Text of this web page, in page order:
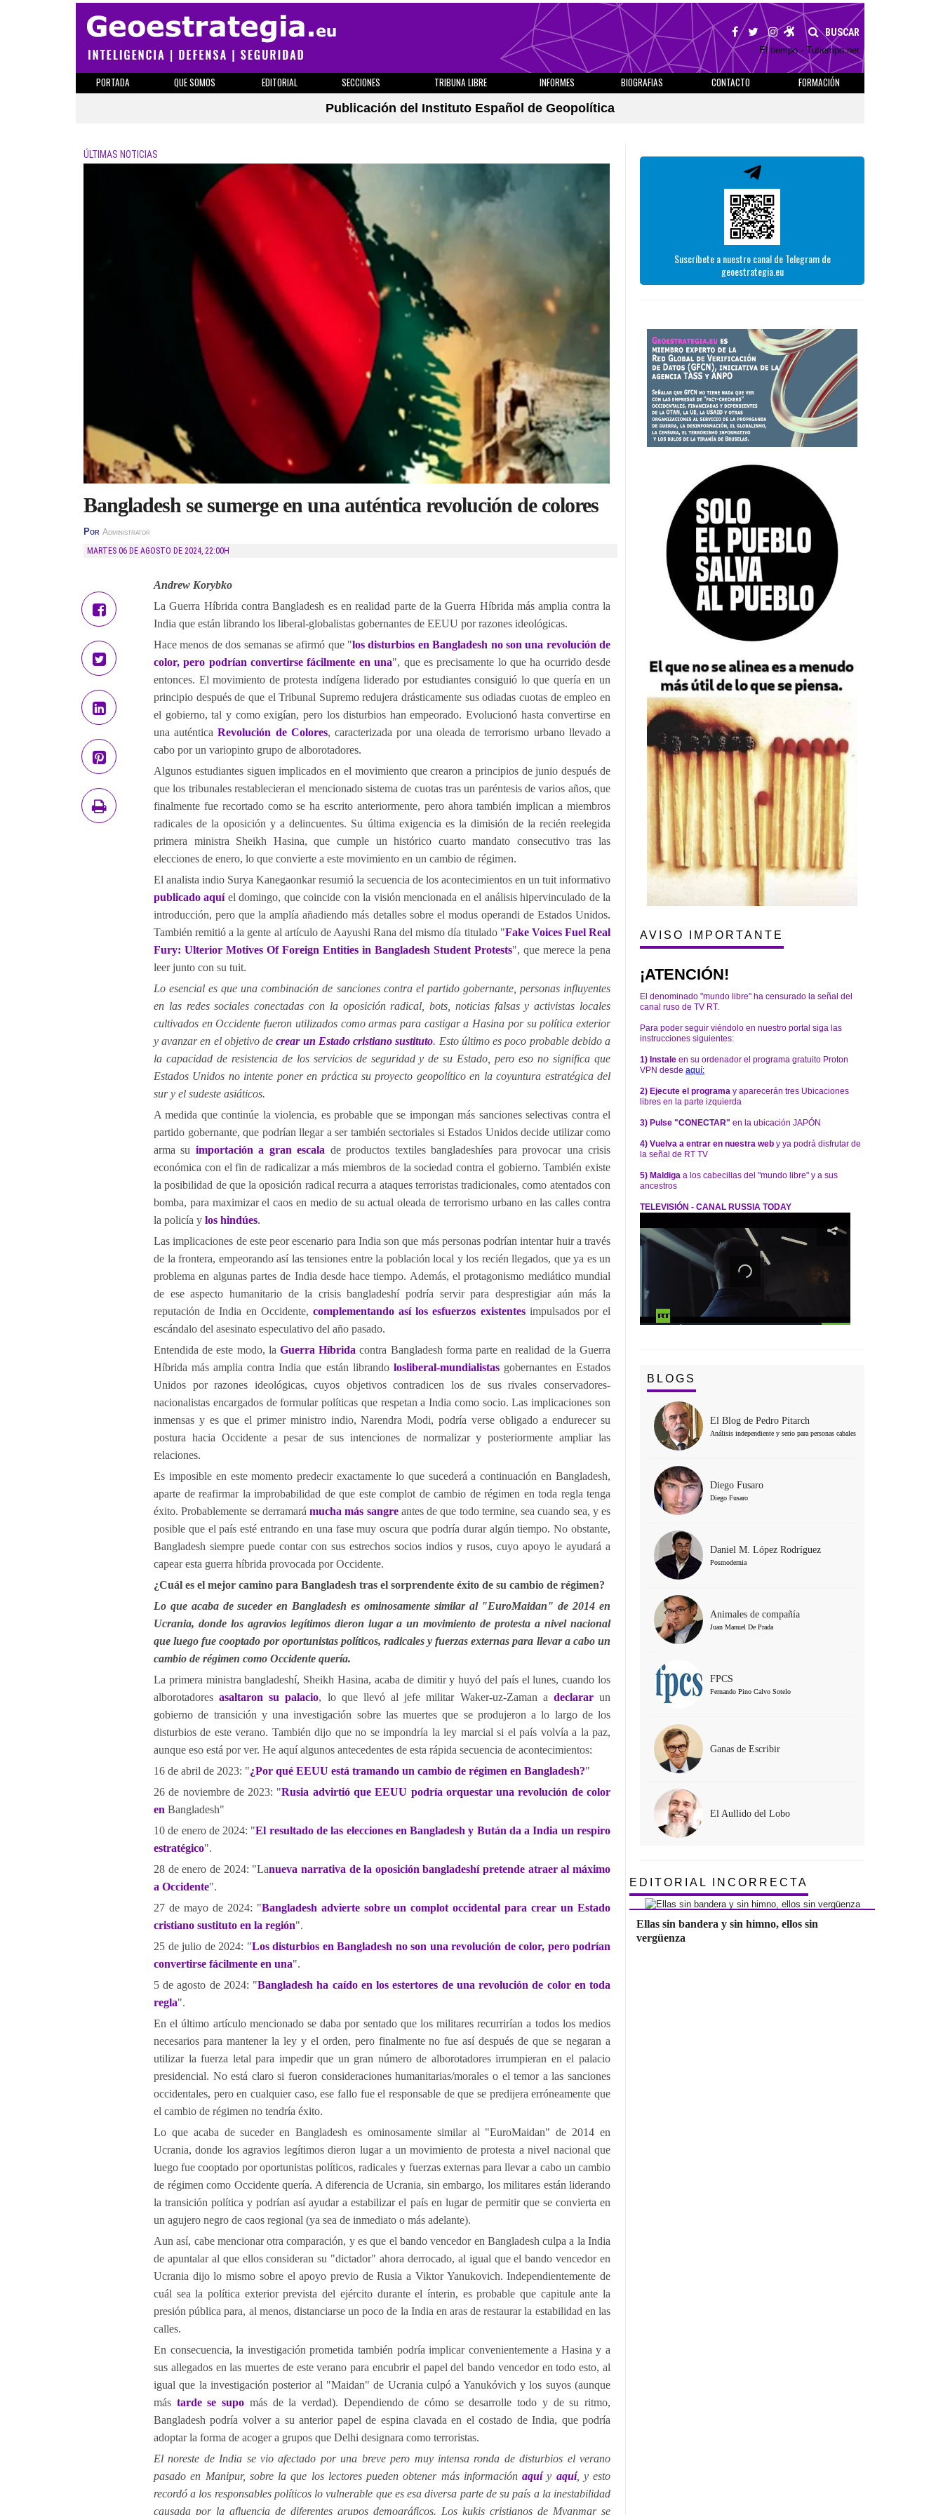
BUSCAR
El tiempo - Tutiempo.net
PORTADA QUE SOMOS EDITORIAL SECCIONES TRIBUNA LIBRE INFORMES BIOGRAFIAS CONTACTO
FORMACIÓN
Publicación del Instituto Español de Geopolítica
ÚLTIMAS NOTICIAS
Bangladesh se sumerge en una auténtica revolución de colores
Por Administrator
MARTES 06 DE AGOSTO DE 2024, 22:00H
Andrew Korybko
La Guerra Híbrida contra Bangladesh es en realidad parte de la Guerra Híbrida más amplia contra la
India que están librando los liberal-globalistas gobernantes de EEUU por razones ideológicas.
Hace menos de dos semanas se afirmó que "los disturbios en Bangladesh no son una revolución de
color, pero podrían convertirse fácilmente en una", que es precisamente lo que ha ocurrido desde
entonces. El movimiento de protesta indígena liderado por estudiantes consiguió lo que quería en un
principio después de que el Tribunal Supremo redujera drásticamente sus odiadas cuotas de empleo en
el gobierno, tal y como exigían, pero los disturbios han empeorado. Evolucionó hasta convertirse en
una auténticaRevolución de Colores, caracterizada por una oleada de terrorismo urbano llevado a
cabo por un variopinto grupo de alborotadores.
Algunos estudiantes siguen implicados en el movimiento que crearon a principios de junio después de
que los tribunales restablecieran el mencionado sistema de cuotas tras un paréntesis de varios años, que
finalmente fue recortado como se ha escrito anteriormente, pero ahora también implican a miembros
radicales de la oposición y a delincuentes. Su última exigencia es la dimisión de la recién reelegida
primera ministra Sheikh Hasina, que cumple un histórico cuarto mandato consecutivo tras las
elecciones de enero, lo que convierte a este movimiento en un cambio de régimen.
El analista indio Surya Kanegaonkar resumió la secuencia de los acontecimientos en un tuit informativo
publicado aquíel domingo, que coincide con la visión mencionada en el análisis hipervinculado de la
introducción, pero que la amplía añadiendo más detalles sobre el modus operandi de Estados Unidos.
También remitió a la gente al artículo de Aayushi Rana del mismo día titulado "Fake Voices Fuel Real
Fury: Ulterior Motives Of Foreign Entities in Bangladesh Student Protests", que merece la pena
leer junto con su tuit.
Lo esencial es que una combinación de sanciones contra el partido gobernante, personas influyentes
en las redes sociales conectadas con la oposición radical, bots, noticias falsas y activistas locales
cultivados en Occidente fueron utilizados como armas para castigar a Hasina por su política exterior
y avanzar en el objetivo decrear un Estado cristiano sustituto. Esto último es poco probable debido a
la capacidad de resistencia de los servicios de seguridad y de su Estado, pero eso no significa que
Estados Unidos no intente poner en práctica su proyecto geopolítico en la coyuntura estratégica del
sur y el sudeste asiáticos.
A medida que continúe la violencia, es probable que se impongan más sanciones selectivas contra el
partido gobernante, que podrían llegar a ser también sectoriales si Estados Unidos decide utilizar como
arma su importación a gran escala de productos textiles bangladeshíes para provocar una crisis
económica con el fin de radicalizar a más miembros de la sociedad contra el gobierno. También existe
la posibilidad de que la oposición radical recurra a ataques terroristas tradicionales, como atentados con
bomba, para maximizar el caos en medio de su actual oleada de terrorismo urbano en las calles contra
la policía y los hindúes.
Las implicaciones de este peor escenario para India son que más personas podrían intentar huir a través
de la frontera, empeorando así las tensiones entre la población local y los recién llegados, que ya es un
problema en algunas partes de India desde hace tiempo. Además, el protagonismo mediático mundial
de ese aspecto humanitario de la crisis bangladeshí podría servir para desprestigiar aún más la
reputación de India en Occidente, complementando así los esfuerzos existentesimpulsados por el
escándalo del asesinato especulativo del año pasado.
Entendida de este modo, la Guerra Híbrida contra Bangladesh forma parte en realidad de la Guerra
Híbrida más amplia contra India que están librando losliberal-mundialistasgobernantes en Estados
Unidos por razones ideológicas, cuyos objetivos contradicen los de sus rivales conservadores-
nacionalistas encargados de formular políticas que respetan a India como socio. Las implicaciones son
inmensas y es que el primer ministro indio, Narendra Modi, podría verse obligado a endurecer su
postura hacia Occidente a pesar de sus intenciones de normalizar y posteriormente ampliar las
relaciones.
Es imposible en este momento predecir exactamente lo que sucederá a continuación en Bangladesh,
aparte de reafirmar la improbabilidad de que este complot de cambio de régimen en toda regla tenga
éxito. Probablemente se derramará mucha más sangreantes de que todo termine, sea cuando sea, y es
posible que el país esté entrando en una fase muy oscura que podría durar algún tiempo. No obstante,
Bangladesh siempre puede contar con sus estrechos socios indios y rusos, cuyo apoyo le ayudará a
capear esta guerra híbrida provocada por Occidente.
¿Cuál es el mejor camino para Bangladesh tras el sorprendente éxito de su cambio de régimen?
Lo que acaba de suceder en Bangladesh es ominosamente similar al "EuroMaidan" de 2014 en
Ucrania, donde los agravios legítimos dieron lugar a un movimiento de protesta a nivel nacional
que luego fue cooptado por oportunistas políticos, radicales y fuerzas externas para llevar a cabo un
cambio de régimen como Occidente quería.
La primera ministra bangladeshí, Sheikh Hasina, acaba de dimitir y huyó del país el lunes, cuando los
alborotadoresasaltaron su palacio, lo que llevó al jefe militar Waker-uz-Zaman a declararun
gobierno de transición y una investigación sobre las muertes que se produjeron a lo largo de los
disturbios de este verano. También dijo que no se impondría la ley marcial si el país volvía a la paz,
aunque eso está por ver. He aquí algunos antecedentes de esta rápida secuencia de acontecimientos:
16 de abril de 2023: "¿Por qué EEUU está tramando un cambio de régimen en Bangladesh?"
26 de noviembre de 2023: "Rusia advirtió que EEUU podría orquestar una revolución de color
en Bangladesh"
10 de enero de 2024: "El resultado de las elecciones en Bangladesh y Bután da a India un respiro
estratégico".
28 de enero de 2024: "Lanueva narrativa de la oposición bangladeshí pretende atraer al máximo
a Occidente".
27 de mayo de 2024: "Bangladesh advierte sobre un complot occidental para crear un Estado
cristiano sustituto en la región".
25 de julio de 2024: "Los disturbios en Bangladesh no son una revolución de color, pero podrían
convertirse fácilmente en una".
5 de agosto de 2024: "Bangladesh ha caído en los estertores de una revolución de color en toda
regla".
En el último artículo mencionado se daba por sentado que los militares recurrirían a todos los medios
necesarios para mantener la ley y el orden, pero finalmente no fue así después de que se negaran a
utilizar la fuerza letal para impedir que un gran número de alborotadores irrumpieran en el palacio
presidencial. No está claro si fueron consideraciones humanitarias/morales o el temor a las sanciones
occidentales, pero en cualquier caso, ese fallo fue el responsable de que se predijera erróneamente que
el cambio de régimen no tendría éxito.
Lo que acaba de suceder en Bangladesh es ominosamente similar al "EuroMaidan" de 2014 en
Ucrania, donde los agravios legítimos dieron lugar a un movimiento de protesta a nivel nacional que
luego fue cooptado por oportunistas políticos, radicales y fuerzas externas para llevar a cabo un cambio
de régimen como Occidente quería. A diferencia de Ucrania, sin embargo, los militares están liderando
la transición política y podrían así ayudar a estabilizar el país en lugar de permitir que se convierta en
un agujero negro de caos regional (ya sea de inmediato o más adelante).
Aun así, cabe mencionar otra comparación, y es que el bando vencedor en Bangladesh culpa a la India
de apuntalar al que ellos consideran su "dictador" ahora derrocado, al igual que el bando vencedor en
Ucrania dijo lo mismo sobre el apoyo previo de Rusia a Viktor Yanukovich. Independientemente de
cuál sea la política exterior prevista del ejército durante el ínterin, es probable que capitule ante la
presión pública para, al menos, distanciarse un poco de la India en aras de restaurar la estabilidad en las
calles.
En consecuencia, la investigación prometida también podría implicar convenientemente a Hasina y a
sus allegados en las muertes de este verano para encubrir el papel del bando vencedor en todo esto, al
igual que la investigación posterior al "Maidan" de Ucrania culpó a Yanukóvich y los suyos (aunque
más tarde se supo más de la verdad). Dependiendo de cómo se desarrolle todo y de su ritmo,
Bangladesh podría volver a su anterior papel de espina clavada en el costado de India, que podría
adoptar la forma de acoger a grupos que Delhi designara como terroristas.
El noreste de India se vio afectado por una breve pero muy intensa ronda de disturbios el verano
pasado en Manipur, sobre la que los lectores pueden obtener más información aquíy aquí, y esto
recordó a los responsables políticos lo vulnerable que es esa diversa parte de su país a la inestabilidad
causada por la afluencia de diferentes grupos demográficos. Los kukis cristianos de Myanmar se
Suscríbete a nuestro canal de Telegram de
geoestrategia.eu
AVISO IMPORTANTE
¡ATENCIÓN!
El denominado "mundo libre" ha censurado la señal del
canal ruso de TV RT.
Para poder seguir viéndolo en nuestro portal siga las
instrucciones siguientes:
1) Instale en su ordenador el programa gratuito Proton
VPN desde aquí:
2) Ejecute el programa y aparecerán tres Ubicaciones
libres en la parte izquierda
3) Pulse "CONECTAR" en la ubicación JAPÓN
4) Vuelva a entrar en nuestra web y ya podrá disfrutar de
la señal de RT TV
5) Maldiga a los cabecillas del "mundo libre" y a sus
ancestros
TELEVISIÓN - CANAL RUSSIA TODAY
BLOGS
El Blog de Pedro Pitarch
Análisis independiente y serio para personas cabales
Diego Fusaro
Diego Fusaro
Daniel M. López Rodríguez
Posmodernia
Animales de compañía
Juan Manuel De Prada
FPCS
Fernando Pino Calvo Sotelo
Ganas de Escribir
El Aullido del Lobo
EDITORIAL INCORRECTA
Ellas sin bandera y sin himno, ellos sin
vergüenza